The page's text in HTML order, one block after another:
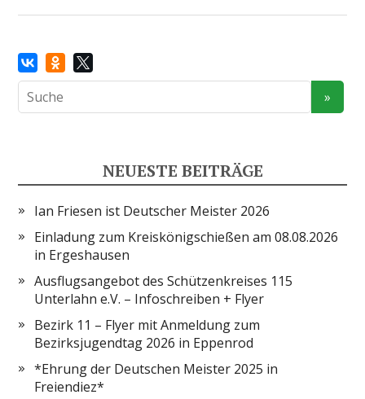
NEUESTE BEITRÄGE
Ian Friesen ist Deutscher Meister 2026
Einladung zum Kreiskönigschießen am 08.08.2026
in Ergeshausen
Ausflugsangebot des Schützenkreises 115
Unterlahn e.V. – Infoschreiben + Flyer
Bezirk 11 – Flyer mit Anmeldung zum
Bezirksjugendtag 2026 in Eppenrod
*Ehrung der Deutschen Meister 2025 in
Freiendiez*